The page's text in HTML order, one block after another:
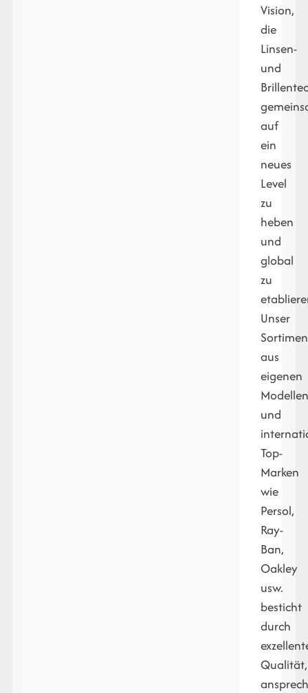
Vision,
die
Linsen-
und
auf
ein
neues
Level
zu
heben
und
global
zu
Unser
aus
eigenen
und
Top-
Marken
wie
Persol,
Ray-
Ban,
Oakley
usw.
besticht
durch
Qualität,